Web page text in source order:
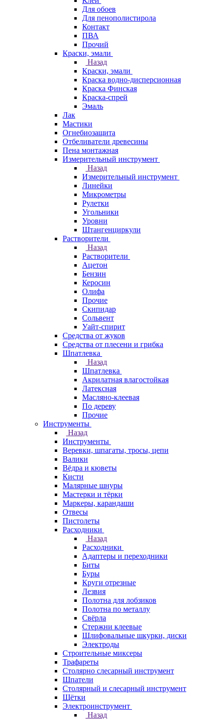
Для обоев
Для пенополистирола
Контакт
ПВА
Прочий
Краски, эмали
Назад
Краски, эмали
Краска водно-дисперсионная
Краска Финская
Краска-спрей
Эмаль
Лак
Мастики
Огнебиозащита
Отбеливатели древесины
Пена монтажная
Измерительный инструмент
Назад
Измерительный инструмент
Линейки
Микрометры
Рулетки
Угольники
Уровни
Штангенциркули
Растворители
Назад
Растворители
Ацетон
Бензин
Керосин
Олифа
Прочие
Скипидар
Сольвент
Уайт-спирит
Средства от жуков
Средства от плесени и грибка
Шпатлевка
Назад
Шпатлевка
Акрилатная влагостойкая
Латексная
Масляно-клеевая
По дереву
Прочие
Инструменты
Назад
Инструменты
Веревки, шпагаты, тросы, цепи
Валики
Вёдра и кюветы
Кисти
Малярные шнуры
Мастерки и тёрки
Маркеры, карандаши
Отвесы
Пистолеты
Расходники
Назад
Расходники
Адаптеры и переходники
Биты
Буры
Круги отрезные
Лезвия
Полотна для лобзиков
Полотна по металлу
Свёрла
Стержни клеевые
Шлифовальные шкурки, диски
Электроды
Строительные миксеры
Трафареты
Столярно слесарный инструмент
Шпатели
Столярный и слесарный инструмент
Щётки
Электроинструмент
Назад